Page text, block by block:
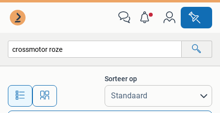
Alle afstanden…
Sorteer op